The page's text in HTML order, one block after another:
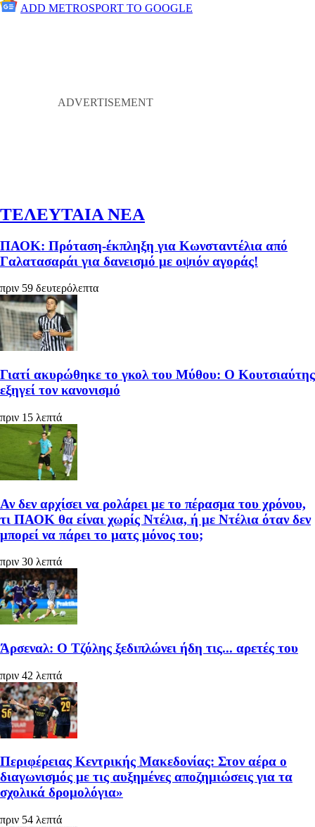
ADD METROSPORT TO GOOGLE
ΤΕΛΕΥΤΑΙΑ ΝΕΑ
ΠΑΟΚ: Πρόταση-έκπληξη για Κωνσταντέλια από
Γαλατασαράι για δανεισμό με οψιόν αγοράς!
πριν 59 δευτερόλεπτα
Γιατί ακυρώθηκε το γκολ του Μύθου: Ο Κουτσιαύτης
εξηγεί τον κανονισμό
πριν 15 λεπτά
Αν δεν αρχίσει να ρολάρει με το πέρασμα του χρόνου,
τι ΠΑΟΚ θα είναι χωρίς Ντέλια, ή με Ντέλια όταν δεν
μπορεί να πάρει το ματς μόνος του;
πριν 30 λεπτά
Άρσεναλ: Ο Τζόλης ξεδιπλώνει ήδη τις... αρετές του
πριν 42 λεπτά
Περιφέρειας Κεντρικής Μακεδονίας: Στον αέρα ο
διαγωνισμός με τις αυξημένες αποζημιώσεις για τα
σχολικά δρομολόγια»
πριν 54 λεπτά